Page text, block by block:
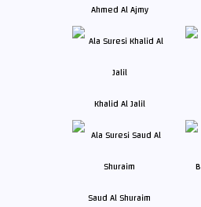
Ahmed Al Ajmy
Khalid Al Jalil
Saud Al Shuraim